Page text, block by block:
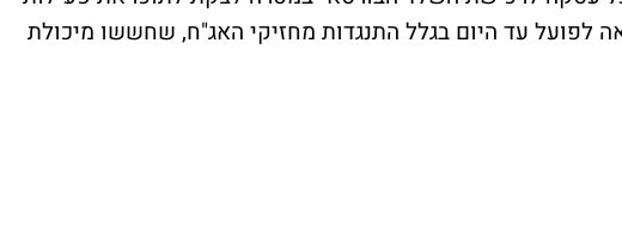
לפועל עד היום בגלל התנגדות מחזיקי האג"ח, שחששו מיכולת